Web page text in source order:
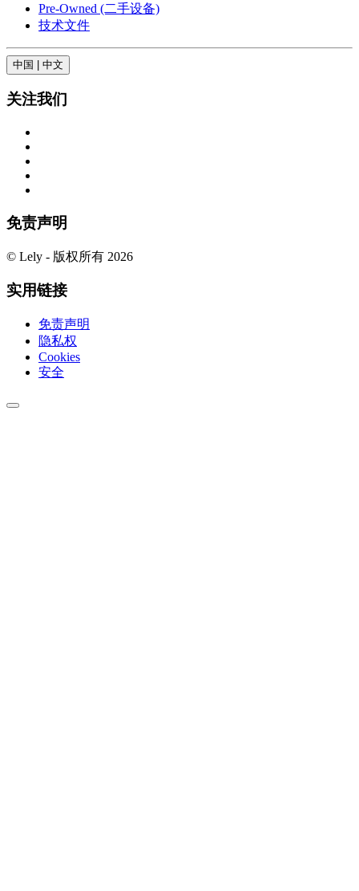
Pre-Owned (二手设备)
技术文件
中国 | 中文
关注我们
免责声明
© Lely - 版权所有 2026
实用链接
免责声明
隐私权
Cookies
安全